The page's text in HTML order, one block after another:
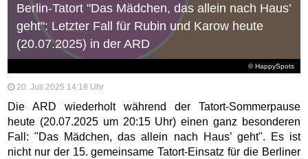
© HappySpots
Berlin-Tatort "Das Mädchen, das allein nach Haus’
geht": Letzter Fall für Rubin und Karow heute
(20.07.2025) in der ARD
20. Juli 2025 14:18 Uhr
Die ARD wiederholt während der Tatort-Sommerpause
heute (20.07.2025 um 20:15 Uhr) einen ganz besonderen
Fall: "Das Mädchen, das allein nach Haus’ geht". Es ist
nicht nur der 15. gemeinsame Tatort-Einsatz für die Berliner